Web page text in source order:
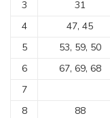
3
31
4
47, 45
5
53, 59, 50
6
67, 69, 68
7
8
88